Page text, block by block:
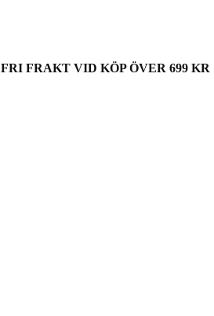
FRI FRAKT VID KÖP ÖVER 699 KR